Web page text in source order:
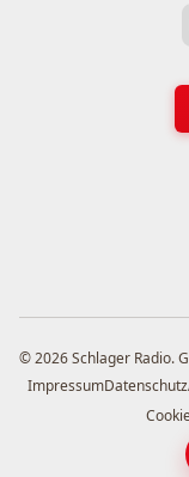
© 2026 Schlager Radio.
ImpressumDatenschutz